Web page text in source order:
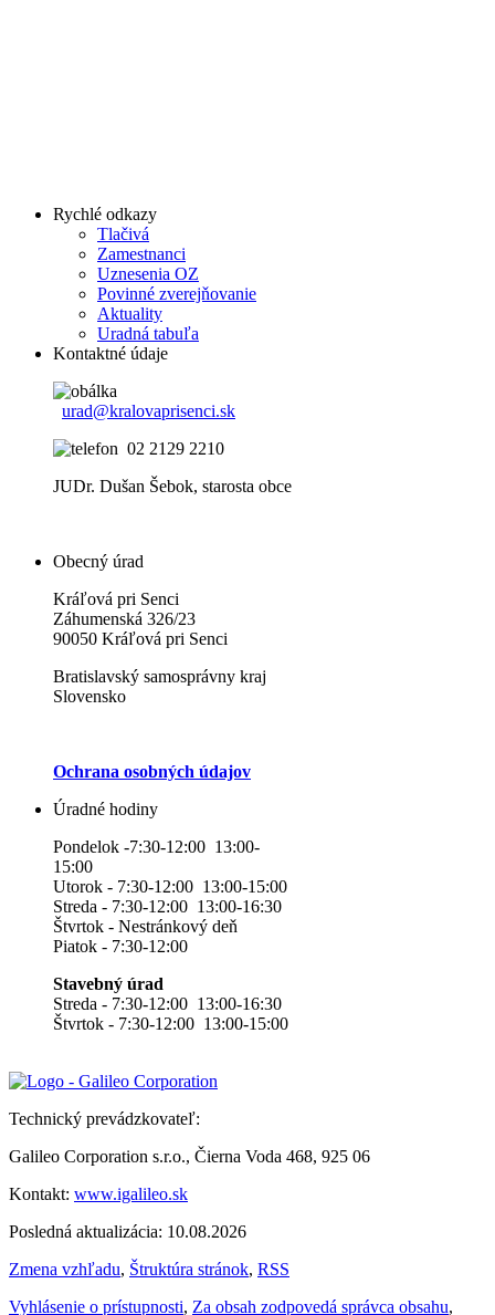
Rychlé odkazy
Tlačivá
Zamestnanci
Uznesenia OZ
Povinné zverejňovanie
Aktuality
Uradná tabuľa
Kontaktné údaje
urad@kralovaprisenci.sk
02 2129 2210
JUDr. Dušan Šebok, starosta obce
Obecný úrad
Kráľová pri Senci
Záhumenská 326/23
90050 Kráľová pri Senci
Bratislavský samosprávny kraj
Slovensko
Ochrana osobných údajov
Úradné hodiny
Pondelok -7:30-12:00 13:00-
15:00
Utorok - 7:30-12:00 13:00-15:00
Streda - 7:30-12:00 13:00-16:30
Štvrtok - Nestránkový deň
Piatok - 7:30-12:00
Stavebný úrad
Streda - 7:30-12:00 13:00-16:30
Štvrtok - 7:30-12:00 13:00-15:00
Technický prevádzkovateľ:
Galileo Corporation s.r.o., Čierna Voda 468, 925 06
Kontakt: www.igalileo.sk
Posledná aktualizácia: 10.08.2026
Zmena vzhľadu, Štruktúra stránok, RSS
Vyhlásenie o prístupnosti, Za obsah zodpovedá správca obsahu,